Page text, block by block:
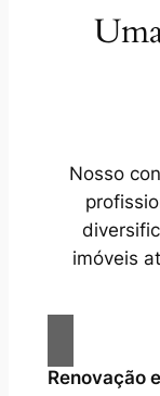
Nosso
imóveis
Renovação